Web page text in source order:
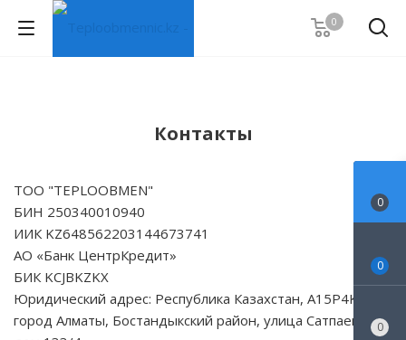
0
Контакты
ТОО "TEPLOOBMEN"
БИН 250340010940
ИИК KZ648562203144673741
АО «Банк ЦентрКредит»
БИК KCJBKZKX
Юридический адрес: Республика Казахстан, A15P4K9,
город Алматы, Бостандыкский район, улица Сатпаева
0
0
0